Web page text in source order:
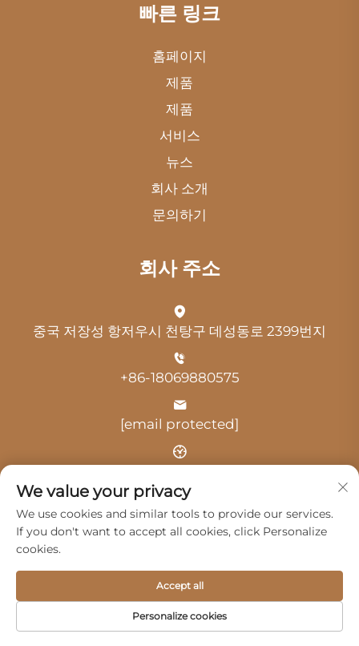
빠른 링크
홈페이지
제품
제품
서비스
뉴스
회사 소개
문의하기
회사 주소
중국 저장성 항저우시 천탕구 데성동로 2399번지
+86-18069880575
[email protected]
시간: 오전 9:00 - 오후 18:00
저작권 © 2025 항저우 광지 자동차 서비스 유한회사 -
보 처리방침
서비스 회사 소개
We value your privacy
We use cookies and similar tools to provide our services.
If you don't want to accept all cookies, click Personalize
cookies.
Personalize cookies
Accept all